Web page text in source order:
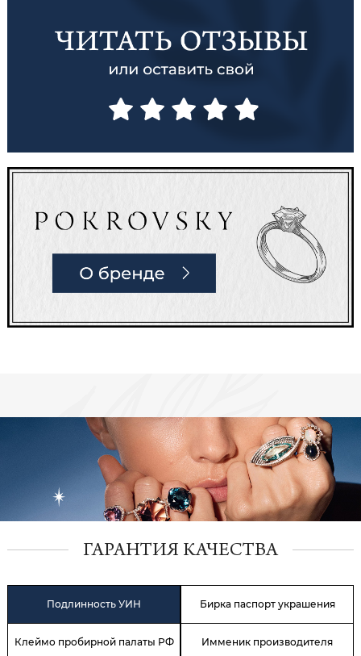
ГАРАНТИЯ КАЧЕСТВА
Подлинность УИН Бирка паспорт украшения
Клеймо пробирной палаты РФ Имменик производителя